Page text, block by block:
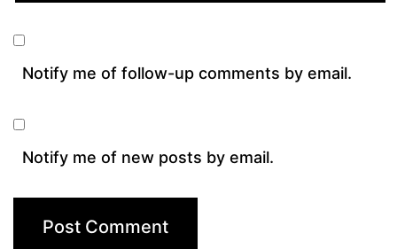
Notify me of follow-up comments by email.
Notify me of new posts by email.